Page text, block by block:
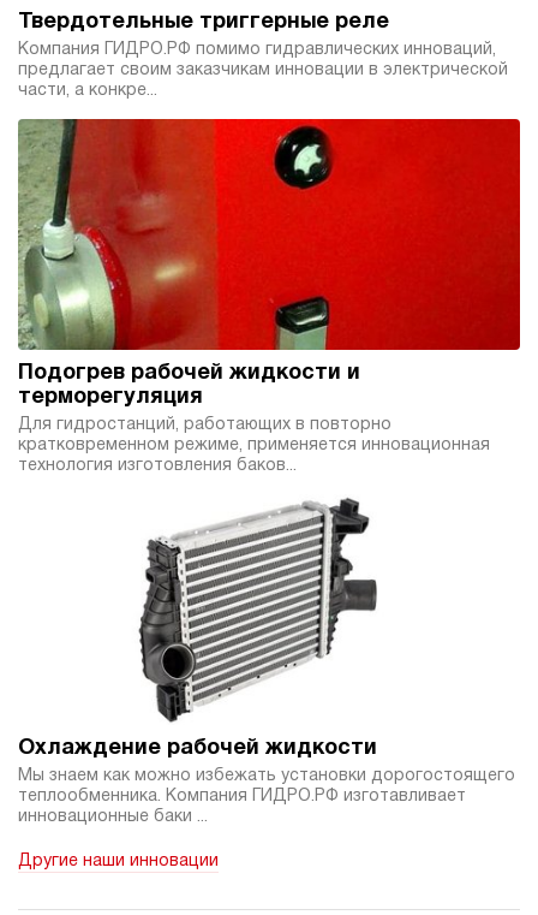
Твердотельные триггерные реле
Компания ГИДРО.РФ помимо гидравлических инноваций,
предлагает своим заказчикам инновации в электрической
части, а конкре...
Подогрев рабочей жидкости и
терморегуляция
Для гидростанций, работающих в повторно
кратковременном режиме, применяется инновационная
технология изготовления баков...
Охлаждение рабочей жидкости
Мы знаем как можно избежать установки дорогостоящего
теплообменника. Компания ГИДРО.РФ изготавливает
инновационные баки ...
Другие наши инновации